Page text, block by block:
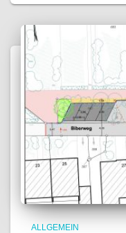
ALLGEMEIN